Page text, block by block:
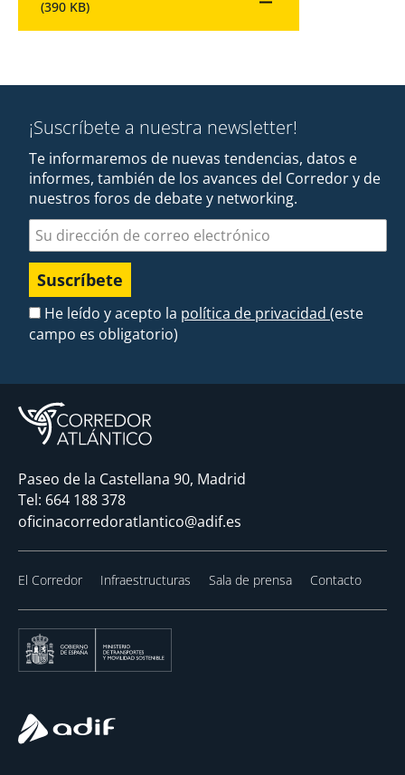
(390 KB)
¡Suscríbete a nuestra newsletter!
Te informaremos de nuevas tendencias, datos e
informes, también de los avances del Corredor y de
nuestros foros de debate y networking.
Dirección de correo electrónico
He leído y acepto la política de privacidad (este
campo es obligatorio)
Paseo de la Castellana 90, Madrid
Tel: 664 188 378
oficinacorredoratlantico@adif.es
El Corredor Infraestructuras Sala de prensa Contacto